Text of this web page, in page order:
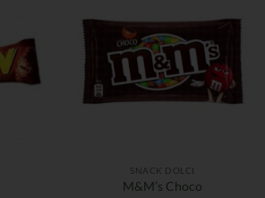
SNACK DOLCI
M&M’s Choco